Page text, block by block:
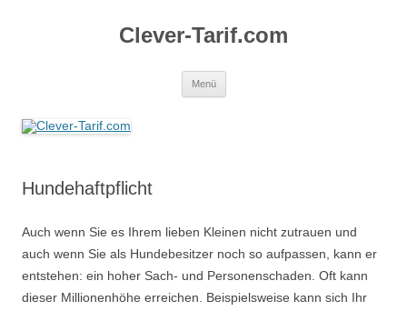
Clever-Tarif.com
Menü
Hundehaftpflicht
Auch wenn Sie es Ihrem lieben Kleinen nicht zutrauen und
auch wenn Sie als Hundebesitzer noch so aufpassen, kann er
entstehen: ein hoher Sach- und Personenschaden. Oft kann
dieser Millionenhöhe erreichen. Beispielsweise kann sich Ihr